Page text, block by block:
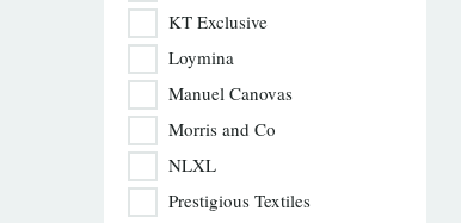
KT Exclusive
Loymina
Manuel Canovas
Morris and Co
NLXL
Prestigious Textiles